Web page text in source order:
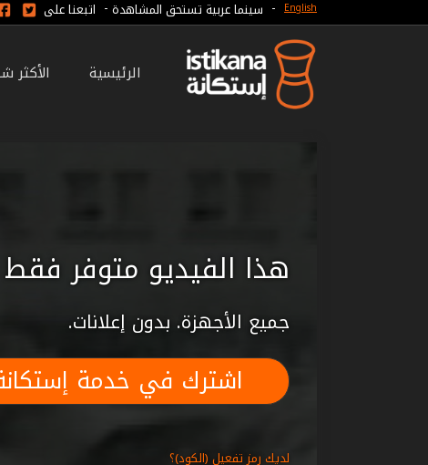
English
- سينما عربية تستحق المشاهدة - اتبعنا على
الرئيسية الأكثر
هذا الفيديو متوفر
جميع الأجهزة. بدون إعلانات.
اشترك في خدمة
لديك رمز تفعيل (الكود)؟